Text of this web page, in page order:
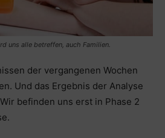
uns alle betreffen, auch Familien.
der vergangenen Wochen
Und das Ergebnis der Analyse
befinden uns erst in Phase 2